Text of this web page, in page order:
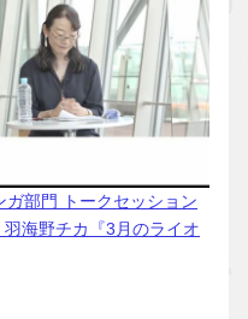
部門 トークセッション
羽海野チカ『3月のライオ